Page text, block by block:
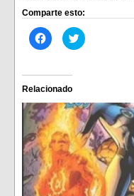
Comparte esto:
Haz
clic
Facebook
(Se
abre
en
una
ventana
nueva)
Haz
clic
en
una
ventana
nueva)
Relacionado